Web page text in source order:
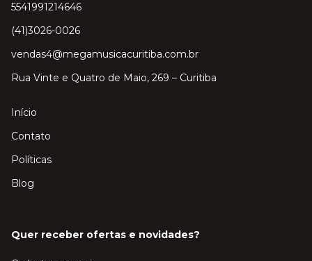
5541991214646
(41)3026-0026
vendas4@megamusicacuritiba.com.br
Rua Vinte e Quatro de Maio, 269 – Curitiba
Início
Contato
Políticas
Blog
Quer receber ofertas e novidades?